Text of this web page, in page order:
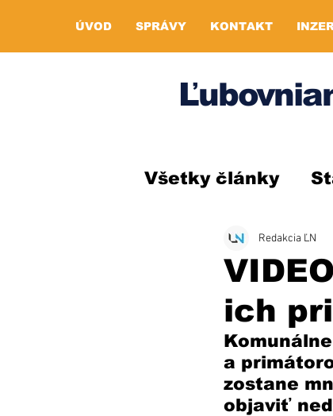
ÚVOD SPRÁVY KONTAKT
Všetky články
ich
Redakcia ĽN
a
zostane
objaviť